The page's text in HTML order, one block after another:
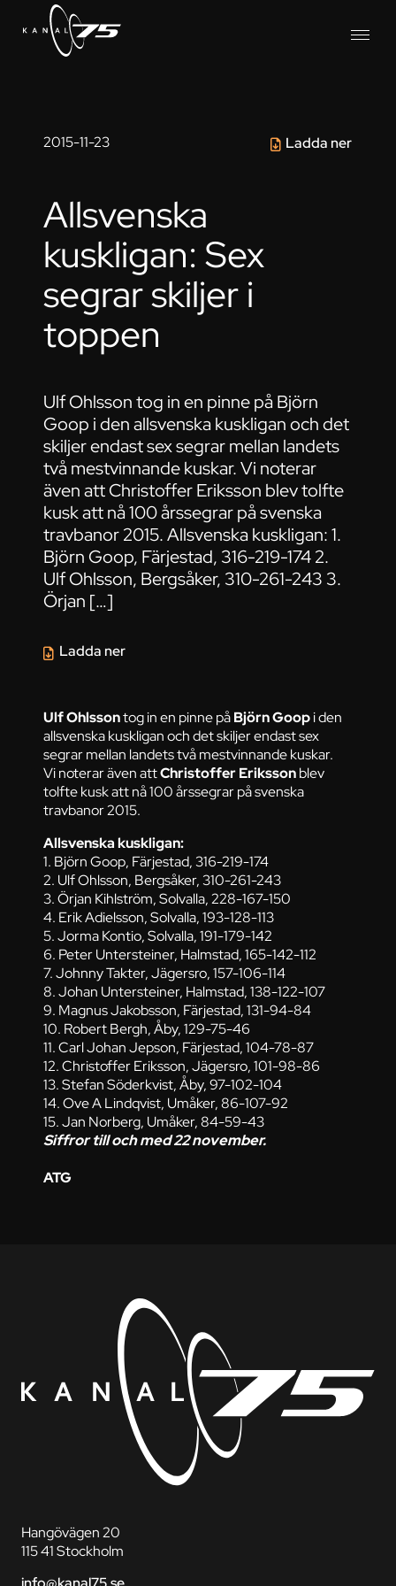
2015-11-23 Ladda ner
Allsvenska
kuskligan: Sex
segrar skiljer i
toppen
Ulf Ohlsson tog in en pinne på Björn
Goop i den allsvenska kuskligan och det
skiljer endast sex segrar mellan landets
två mestvinnande kuskar. Vi noterar
även att Christoffer Eriksson blev tolfte
kusk att nå 100 årssegrar på svenska
travbanor 2015. Allsvenska kuskligan: 1.
Björn Goop, Färjestad, 316-219-174 2.
Ulf Ohlsson, Bergsåker, 310-261-243 3.
Örjan […]
Ulf Ohlssontog in en pinne påBjörn Goopi den
allsvenska kuskligan och det skiljer endast sex
segrar mellan landets två mestvinnande kuskar.
Vi noterar även attChristoffer Erikssonblev
tolfte kusk att nå 100 årssegrar på svenska
travbanor 2015.
Allsvenska kuskligan:
1. Björn Goop, Färjestad, 316-219-174
2. Ulf Ohlsson, Bergsåker, 310-261-243
3. Örjan Kihlström, Solvalla, 228-167-150
4. Erik Adielsson, Solvalla, 193-128-113
5. Jorma Kontio, Solvalla, 191-179-142
6. Peter Untersteiner, Halmstad, 165-142-112
7. Johnny Takter, Jägersro, 157-106-114
8. Johan Untersteiner, Halmstad, 138-122-107
9. Magnus Jakobsson, Färjestad, 131-94-84
10. Robert Bergh, Åby, 129-75-46
11. Carl Johan Jepson, Färjestad, 104-78-87
12. Christoffer Eriksson, Jägersro, 101-98-86
13. Stefan Söderkvist, Åby, 97-102-104
14. Ove A Lindqvist, Umåker, 86-107-92
15. Jan Norberg, Umåker, 84-59-43
Siffror till och med 22 november.
Ladda ner
ATG
Hangövägen 20
115 41 Stockholm